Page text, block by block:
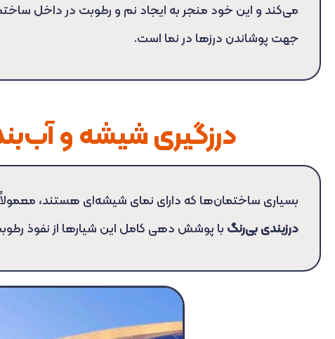
می‌کند و این خود منجر به ایجاد نم و رطوبت در داخل
جهت پوشاندن درزها در نما است.
درزگیری شیشه و
بسیاری ساختمان‌ها که دارای نمای شیشه‌ای هستند،
درزبندی بی‌رنگ با پوشش دهی کامل این شیارها از نفوذ